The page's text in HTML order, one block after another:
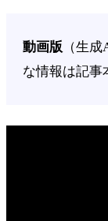
動画版 （生
な情報は記事